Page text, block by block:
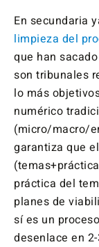
En secundaria
limpieza del
que han
son tribunales
lo más
numérico
(micro/macro/
garantiza que
práctica del
planes de
sí es un
desenlace en